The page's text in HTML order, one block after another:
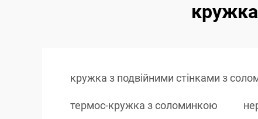
кружка з подвійними стінками з
термос-кружка з соломинкою